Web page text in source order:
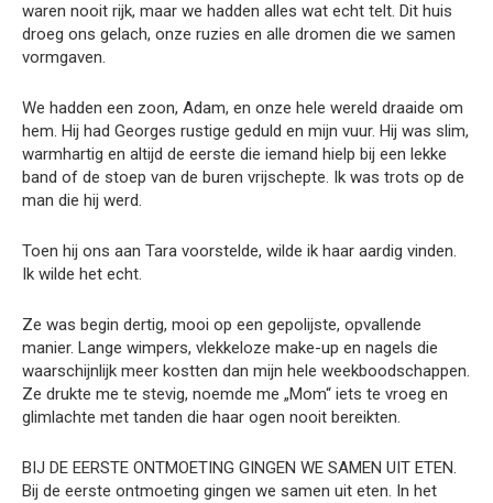
waren nooit rijk, maar we hadden alles wat echt telt. Dit huis
droeg ons gelach, onze ruzies en alle dromen die we samen
vormgaven.
We hadden een zoon, Adam, en onze hele wereld draaide om
hem. Hij had Georges rustige geduld en mijn vuur. Hij was slim,
warmhartig en altijd de eerste die iemand hielp bij een lekke
band of de stoep van de buren vrijschepte. Ik was trots op de
man die hij werd.
Toen hij ons aan Tara voorstelde, wilde ik haar aardig vinden.
Ik wilde het echt.
Ze was begin dertig, mooi op een gepolijste, opvallende
manier. Lange wimpers, vlekkeloze make-up en nagels die
waarschijnlijk meer kostten dan mijn hele weekboodschappen.
Ze drukte me te stevig, noemde me „Mom“ iets te vroeg en
glimlachte met tanden die haar ogen nooit bereikten.
BIJ DE EERSTE ONTMOETING GINGEN WE SAMEN UIT ETEN.
Bij de eerste ontmoeting gingen we samen uit eten. In het